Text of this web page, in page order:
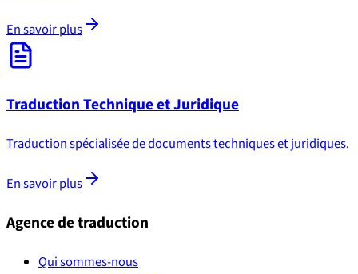
En savoir plus
Traduction Technique et Juridique
Traduction spécialisée de documents techniques et juridiques.
En savoir plus
Agence de traduction
Qui sommes-nous